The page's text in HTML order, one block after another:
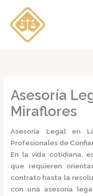
contenido
Asesoría
Miraflores
Asesoría Legal en
Profesionales de
En la vida cotidiana,
que requieren
contrato hasta la
con una asesoría